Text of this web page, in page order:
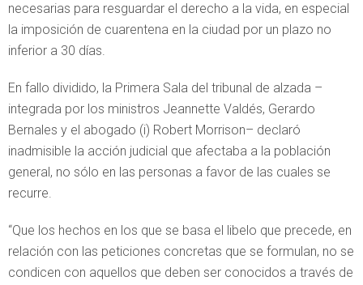
necesarias para resguardar el derecho a la vida, en especial
la imposición de cuarentena en la ciudad por un plazo no
inferior a 30 días.
En fallo dividido, la Primera Sala del tribunal de alzada –
integrada por los ministros Jeannette Valdés, Gerardo
Bernales y el abogado (i) Robert Morrison– declaró
inadmisible la acción judicial que afectaba a la población
general, no sólo en las personas a favor de las cuales se
recurre.
“Que los hechos en los que se basa el libelo que precede, en
relación con las peticiones concretas que se formulan, no se
condicen con aquellos que deben ser conocidos a través de